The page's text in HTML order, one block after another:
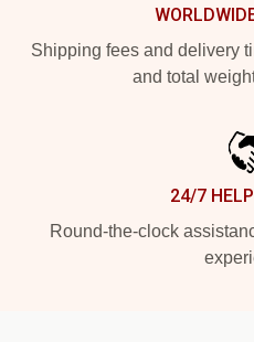
Shipping fees and delivery
and total
24/7
Round-the-clock